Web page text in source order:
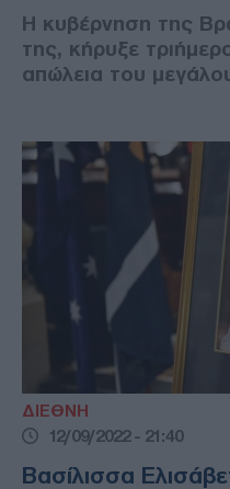
Η κυβέρνηση της
της, κήρυξε
απώλεια του
ΔΙΕΘΝΗ
12/09/2022 - 21:40
Βασίλισσα